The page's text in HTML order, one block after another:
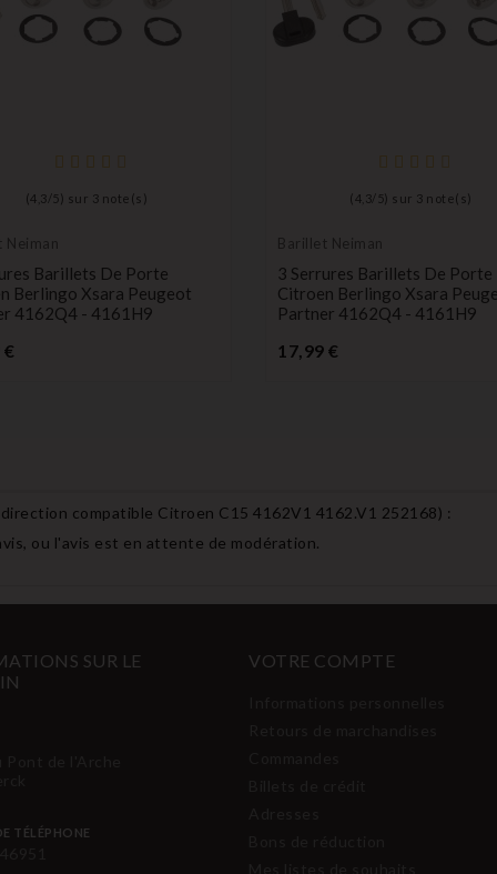
(4,3 / 5) sur 3 note(s)
Neiman
Barillets De Porte
Berlingo Xsara Peugeot
4162Q4 - 4161H9
€
( 4,3/ 5) sur 3 note(s)
Barillet Neiman
3 Serrures Barillets De Porte
Citroen Berlingo Xsara
Partner 4162Q4 - 4161H9
17,99 €
compatible Citroen C15 4162V1 4162.V1 252168) :
ou l'avis est en attente de modération.
SUR LE
TÉLÉPHONE
VOTRE COMPTE